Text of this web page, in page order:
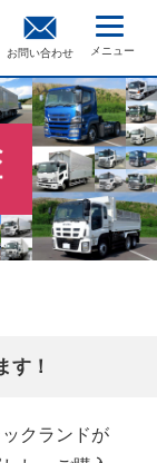
お問い合わせ
す！
クランドが